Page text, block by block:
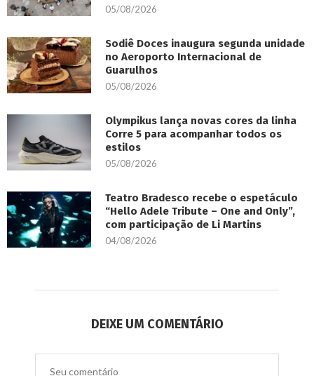
05/08/2026
Sodiê Doces inaugura segunda unidade
no Aeroporto Internacional de
Guarulhos
05/08/2026
Olympikus lança novas cores da linha
Corre 5 para acompanhar todos os
estilos
05/08/2026
Teatro Bradesco recebe o espetáculo
“Hello Adele Tribute – One and Only”,
com participação de Li Martins
04/08/2026
DEIXE UM COMENTÁRIO